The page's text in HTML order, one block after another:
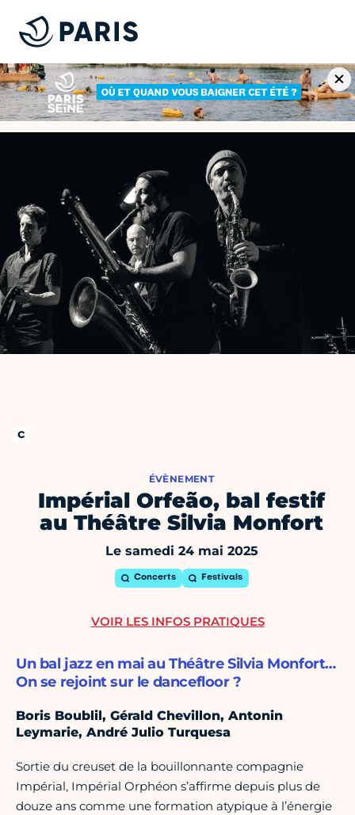
ÉVÈNEMENT
Impérial Orfeão, bal festif
au Théâtre Silvia Monfort
Le samedi 24 mai 2025
Concerts Festivals
Un bal jazz en mai au Théâtre Silvia Monfort…
On se rejoint sur le dancefloor ?
Boris Boublil, Gérald Chevillon, Antonin
Leymarie, André Julio Turquesa
Sortie du creuset de la bouillonnante compagnie
Impérial, Impérial Orphéon s’affirme depuis plus de
douze ans comme une formation atypique à l’énergie
VOIR LES INFOS PRATIQUES